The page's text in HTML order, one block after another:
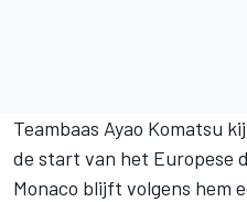
Teambaas Ayao Komatsu
de start van het Europese
Monaco blijft volgens hem